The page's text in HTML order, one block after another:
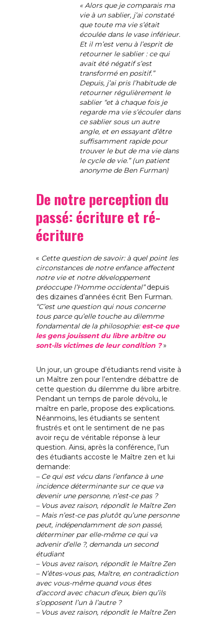
« Alors que je comparais ma
vie à un sablier, j’ai constaté
que toute ma vie s’était
écoulée dans le vase inférieur.
Et il m’est venu à l’esprit de
retourner le sablier : ce qui
avait été négatif s’est
transformé en positif.”
Depuis, j’ai pris l’habitude de
retourner régulièrement le
sablier “et à chaque fois je
regarde ma vie s’écouler dans
ce sablier sous un autre
angle, et en essayant d’être
suffisamment rapide pour
trouver le but de ma vie dans
le cycle de vie.” (un patient
anonyme de Ben Furman)
De notre perception du
passé: écriture et ré-
écriture
« Cette question de savoir: à quel point les
circonstances de notre enfance affectent
notre vie et notre développement
préoccupe l’Homme occidental”depuis
des dizaines d’années écrit Ben Furman.
“C’est une question qui nous concerne
tous parce qu’elle touche au dilemme
fondamental de la philosophie: est-ce que
les gens jouissent du libre arbitre ou
sont-ils victimes de leur condition ?»
Un jour, un groupe d’étudiants rend visite à
un Maître zen pour l’entendre débattre de
cette question du dilemme du libre arbitre.
Pendant un temps de parole dévolu, le
maître en parle, propose des explications.
Néanmoins, les étudiants se sentent
frustrés et ont le sentiment de ne pas
avoir reçu de véritable réponse à leur
question. Ainsi, après la conférence, l’un
des étudiants accoste le Maître zen et lui
demande:
– Ce qui est vécu dans l’enfance à une
incidence déterminante sur ce que va
devenir une personne, n’est-ce pas ?
– Vous avez raison, répondit le Maître Zen
– Mais n’est-ce pas plutôt qu’une personne
peut, indépendamment de son passé,
déterminer par elle-même ce qui va
advenir d’elle ?, demanda un second
étudiant
– Vous avez raison, répondit le Maître Zen
– N’êtes-vous pas, Maître, en contradiction
avec vous-même quand vous êtes
d’accord avec chacun d’eux, bien qu’ils
s’opposent l’un à l’autre ?
– Vous avez raison, répondit le Maître Zen